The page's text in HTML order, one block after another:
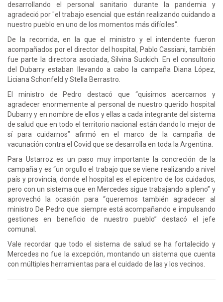
desarrollando el personal sanitario durante la pandemia y
agradeció por "el trabajo esencial que están realizando cuidando a
nuestro pueblo en uno de los momentos más difíciles".
De la recorrida, en la que el ministro y el intendente fueron
acompañados por el director del hospital, Pablo Cassiani, también
fue parte la directora asociada, Silvina Suckich. En el consultorio
del Dubarry estaban llevando a cabo la campaña Diana López,
Liciana Schonfeld y Stella Berrastro.
El ministro de Pedro destacó que “quisimos acercarnos y
agradecer enormemente al personal de nuestro querido hospital
Dubarry y en nombre de ellos y ellas a cada integrante del sistema
de salud que en todo el territorio nacional están dando lo mejor de
sí para cuidarnos” afirmó en el marco de la campaña de
vacunación contra el Covid que se desarrolla en toda la Argentina.
Para Ustarroz es un paso muy importante la concreción de la
campaña y es “un orgullo el trabajo que se viene realizando a nivel
país y provincia, donde el hospital es el epicentro de los cuidados,
pero con un sistema que en Mercedes sigue trabajando a pleno” y
aprovechó la ocasión para “queremos también agradecer al
ministro De Pedro que siempre está acompañando e impulsando
gestiones en beneficio de nuestro pueblo” destacó el jefe
comunal.
Vale recordar que todo el sistema de salud se ha fortalecido y
Mercedes no fue la excepción, montando un sistema que cuenta
con múltiples herramientas para el cuidado de las y los vecinos.